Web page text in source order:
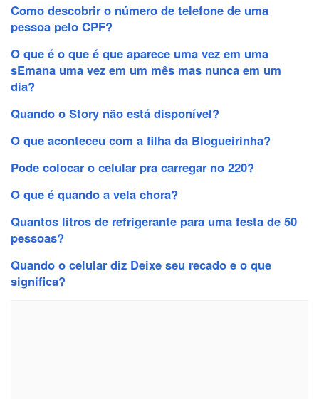
Como descobrir o número de telefone de uma
pessoa pelo CPF?
O que é o que é que aparece uma vez em uma
sEmana uma vez em um mês mas nunca em um
dia?
Quando o Story não está disponível?
O que aconteceu com a filha da Blogueirinha?
Pode colocar o celular pra carregar no 220?
O que é quando a vela chora?
Quantos litros de refrigerante para uma festa de 50
pessoas?
Quando o celular diz Deixe seu recado e o que
significa?